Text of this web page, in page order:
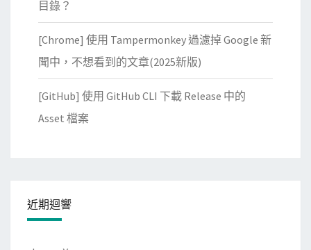
2
.
4
目錄？
[Chrome] 使用 Tampermonkey 過濾掉 Google 新
聞中，不想看到的文章(2025新版)
[GitHub] 使用 GitHub CLI 下載 Release 中的
Asset 檔案
近期迴響